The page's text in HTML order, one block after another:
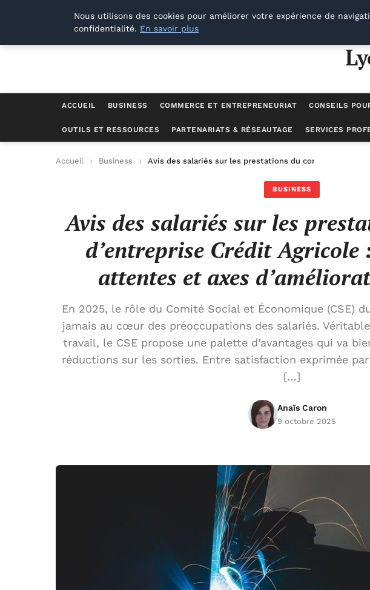
Lyon Photos
ACCUEIL BUSINESS COMMERCE ET ENTREPRENEURIAT CONSEILS
OUTILS ET RESSOURCES PARTENARIATS & RÉSEAUTAGE SERVICES
Accueil Business Avis des salariés sur les prestations du comité
BUSINESS
Avis des salariés sur les
d’entreprise Crédit Agricole
attentes et axes
En 2025, le rôle du Comité Social et Économique (CSE)
jamais au cœur des préoccupations des salariés.
travail, le CSE propose une palette d’avantages qui va
réductions sur les sorties. Entre satisfaction exprimée
[…]
Anaïs Caron
9 octobre 2025
Nous utilisons des cookies pour améliorer votre expérience de
confidentialité. En savoir plus